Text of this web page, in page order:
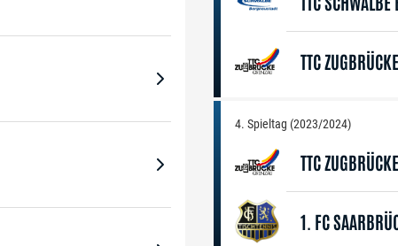
TTC
4. Spieltag (2023/2024)
TTC
1. FC